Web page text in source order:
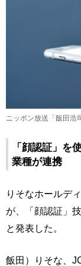
ニッポン放送「飯田浩
「顔認証」を
業種が連携
りそなホールデ
が、「顔認証」
と発表した。
飯田）りそな、